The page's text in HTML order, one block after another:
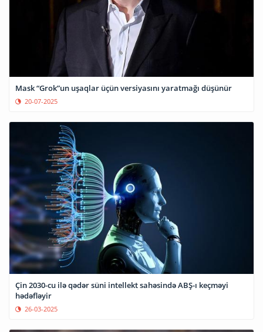
Mask “Grok”un uşaqlar üçün versiyasını yaratmağı düşünür
20-07-2025
Çin 2030-cu ilə qədər süni intellekt sahəsində ABŞ-ı keçməyi
hədəfləyir
26-03-2025